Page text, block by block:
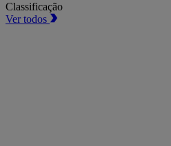
Classificação
Ver todos